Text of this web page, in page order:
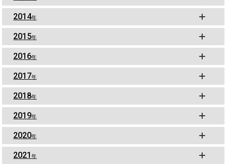
2014年
2015年
2016年
2017年
2018年
2019年
2020年
2021年